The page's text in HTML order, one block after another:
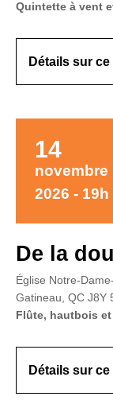
Quintette à vent
Détails sur
14
novembre
2026 - 19h
De la
Église Notre-
Gatineau, QC J8Y
Flûte, hautbois
Détails sur